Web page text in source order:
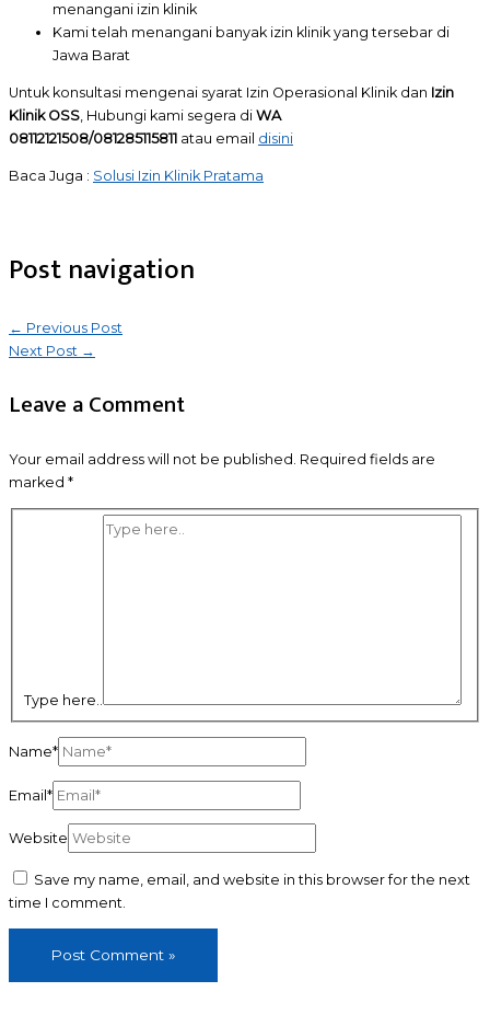
menangani izin klinik
Kami telah menangani banyak izin klinik yang tersebar di
Jawa Barat
Untuk konsultasi mengenai syarat Izin Operasional Klinik dan Izin
Klinik OSS , Hubungi kami segera di WA
08112121508/081285115811 atau email disini
Baca Juga : Solusi Izin Klinik Pratama
Post navigation
← Previous Post
Next Post →
Leave a Comment
Your email address will not be published. Required fields are
marked *
Type here..
Name*
Email*
Website
Save my name, email, and website in this browser for the next
time I comment.